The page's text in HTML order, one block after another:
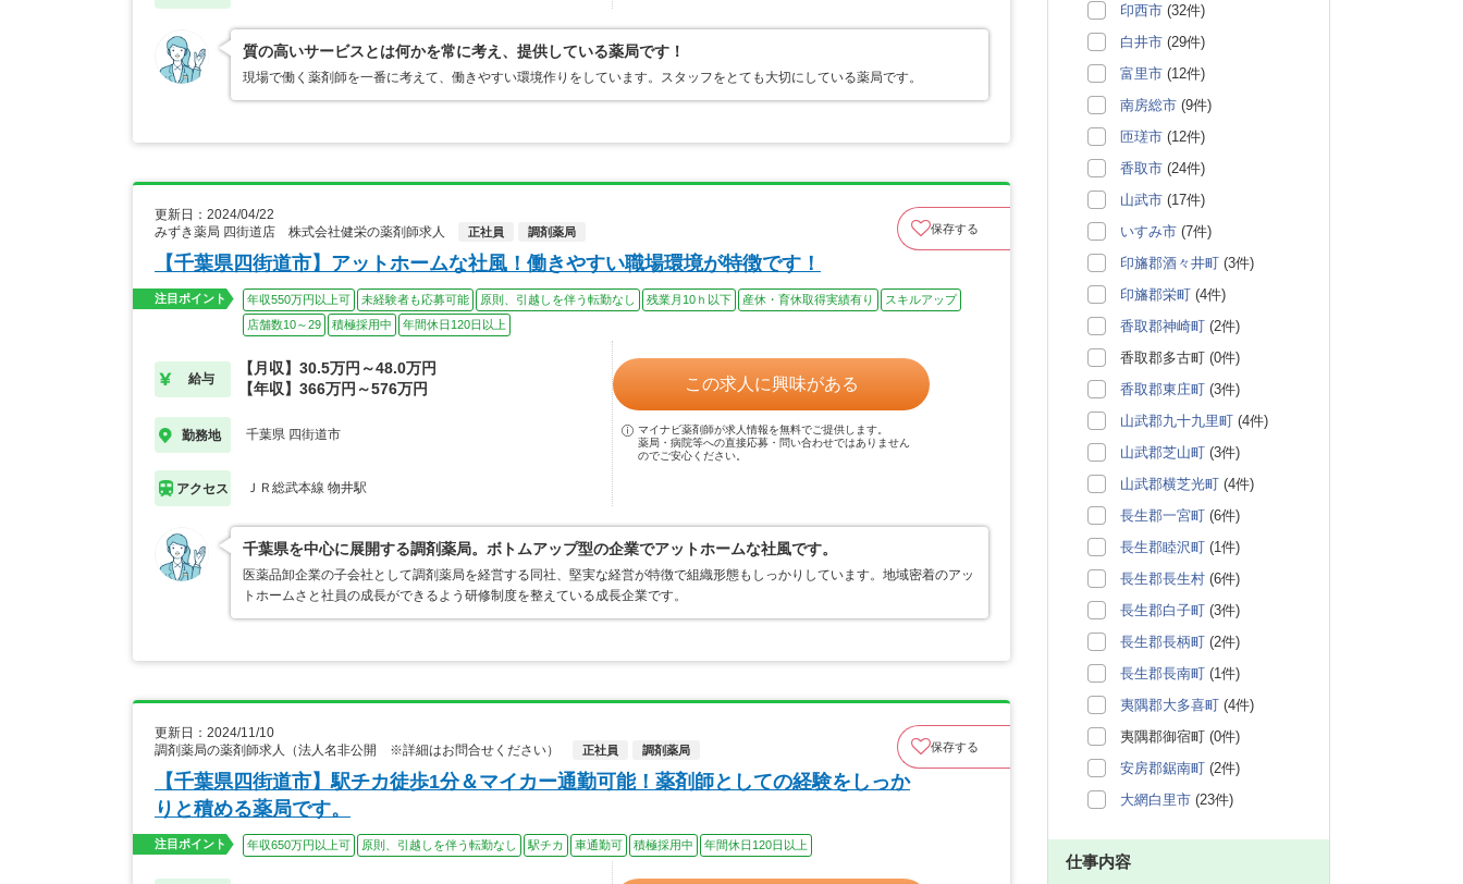
質の高いサービスとは何かを常に考え、提供している薬局です！
現場で働く薬剤師を一番に考えて、働きやすい環境作りをしています。スタッフをとても大切にしている薬局です。
更新日：2024/04/22
みずき薬局 四街道店 株式会社健栄の薬剤師求人
正社員 調剤薬局 保存する
【千葉県四街道市】アットホームな社風！働きやすい職場環境が特徴です！
注目ポイント 年収550万円以上可 未経験者も応募可能 原則、引越しを伴う転勤なし 残業月10ｈ以下 産休・育休取得実績有り
スキルアップ
店舗数10～29
積極採用中 年間休日120日以上
給与
【月収】30.5万円～48.0万円
【年収】366万円～576万円
勤務地 千葉県 四街道市
アクセス ＪＲ総武本線 物井駅
この求人に興味がある
マイナビ薬剤師が求人情報を無料でご提供します。
薬局・病院等への直接応募・問い合わせではありません
のでご安心ください。
千葉県を中心に展開する調剤薬局。ボトムアップ型の企業でアットホームな社風です。
医薬品卸企業の子会社として調剤薬局を経営する同社、堅実な経営が特徴で組織形態もしっかりしています。地域密着のアッ
トホームさと社員の成長ができるよう研修制度を整えている成長企業です。
更新日：2024/11/10
調剤薬局の薬剤師求人（法人名非公開 ※詳細はお問合せください）
正社員 調剤薬局 保存する
【千葉県四街道市】駅チカ徒歩1分＆マイカー通勤可能！薬剤師としての経験をしっか
りと積める薬局です。
注目ポイント 年収650万円以上可 原則、引越しを伴う転勤なし 駅チカ 車通勤可 積極採用中 年間休日120日以上
印西市 (32件)
白井市 (29件)
富里市 (12件)
南房総市 (9件)
匝瑳市 (12件)
香取市 (24件)
山武市 (17件)
いすみ市 (7件)
印旛郡酒々井町 (3件)
印旛郡栄町 (4件)
香取郡神崎町 (2件)
香取郡多古町 (0件)
香取郡東庄町 (3件)
山武郡九十九里町 (4件)
山武郡芝山町 (3件)
山武郡横芝光町 (4件)
長生郡一宮町 (6件)
長生郡睦沢町 (1件)
長生郡長生村 (6件)
長生郡白子町 (3件)
長生郡長柄町 (2件)
長生郡長南町 (1件)
夷隅郡大多喜町 (4件)
夷隅郡御宿町 (0件)
安房郡鋸南町 (2件)
大網白里市 (23件)
仕事内容